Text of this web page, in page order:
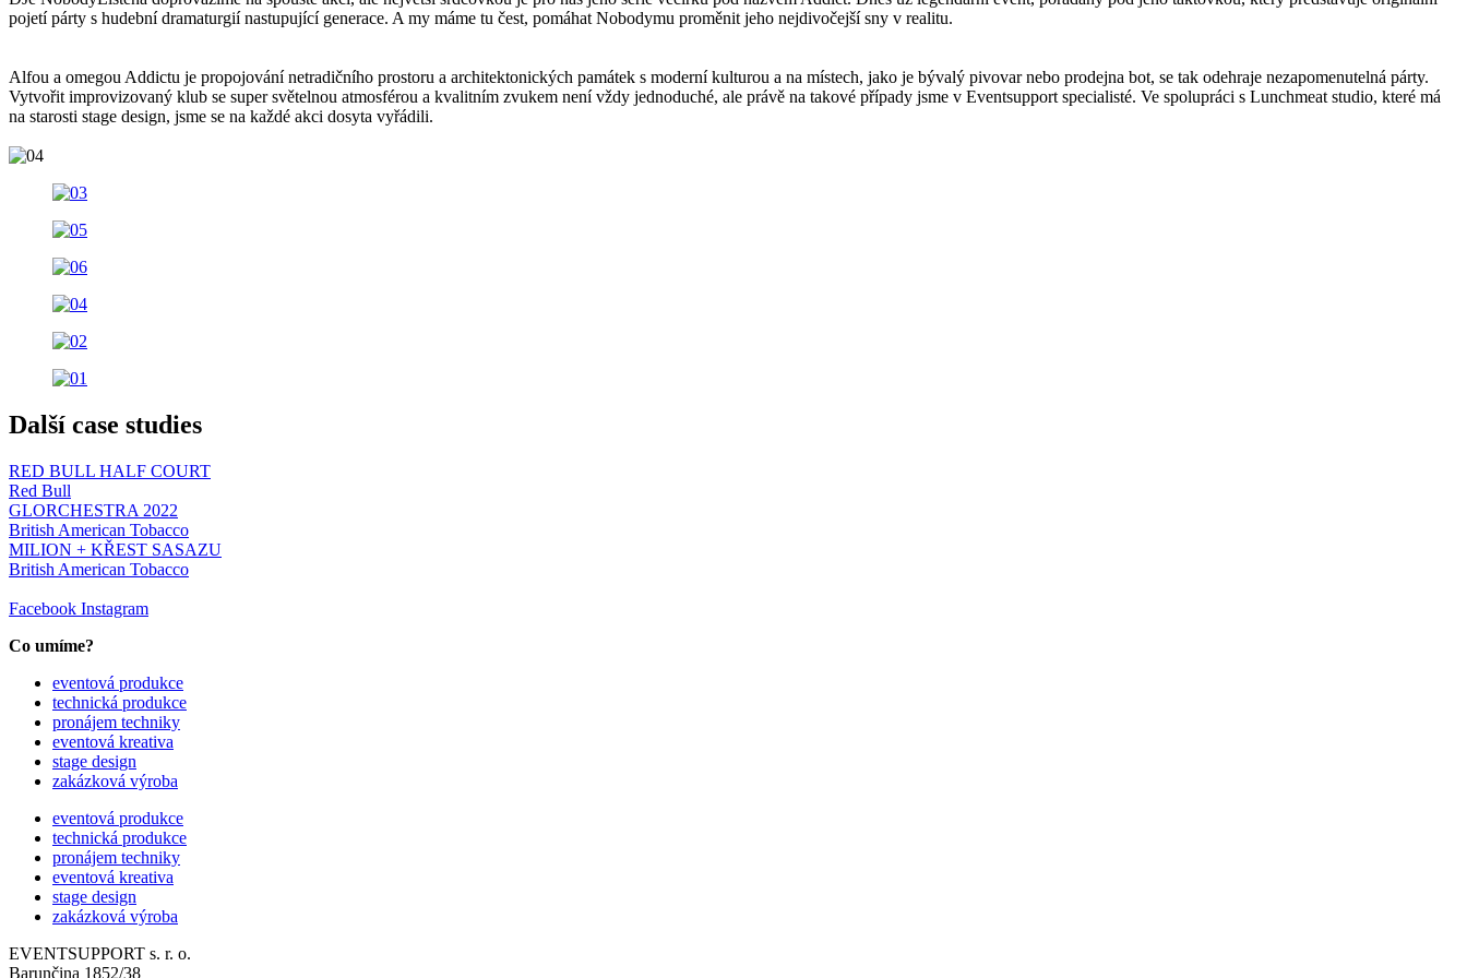
pojetí párty s hudební dramaturgií nastupující generace. A my máme tu čest, pomáhat Nobodymu proměnit jeho nejdivočejší sny v realitu.
Alfou a omegou Addictu je propojování netradičního prostoru a architektonických památek s moderní kulturou a na místech, jako je bývalý pivovar nebo prodejna bot, se tak odehraje nezapomenutelná párty.
Vytvořit improvizovaný klub se super světelnou atmosférou a kvalitním zvukem není vždy jednoduché, ale právě na takové případy jsme v Eventsupport specialisté. Ve spolupráci s Lunchmeat studio, které má
na starosti stage design, jsme se na každé akci dosyta vyřádili.
Další case studies
RED BULL HALF COURT
Red Bull
GLORCHESTRA 2022
British American Tobacco
MILION + KŘEST SASAZU
British American Tobacco
Facebook Instagram
Co umíme?
eventová produkce
technická produkce
pronájem techniky
eventová kreativa
stage design
zakázková výroba
eventová produkce
technická produkce
pronájem techniky
eventová kreativa
stage design
zakázková výroba
EVENTSUPPORT s. r. o.
Barunčina 1852/38